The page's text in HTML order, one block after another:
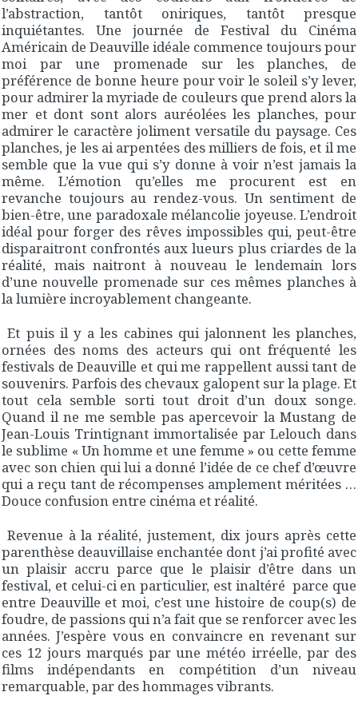
l’abstraction, tantôt oniriques, tantôt presque
inquiétantes. Une journée de Festival du Cinéma
Américain de Deauville idéale commence toujours pour
moi par une promenade sur les planches, de
préférence de bonne heure pour voir le soleil s’y lever,
pour admirer la myriade de couleurs que prend alors la
mer et dont sont alors auréolées les planches, pour
admirer le caractère joliment versatile du paysage. Ces
planches, je les ai arpentées des milliers de fois, et il me
semble que la vue qui s’y donne à voir n’est jamais la
même. L’émotion qu’elles me procurent est en
revanche toujours au rendez-vous. Un sentiment de
bien-être, une paradoxale mélancolie joyeuse. L’endroit
idéal pour forger des rêves impossibles qui, peut-être
disparaitront confrontés aux lueurs plus criardes de la
réalité, mais naitront à nouveau le lendemain lors
d’une nouvelle promenade sur ces mêmes planches à
la lumière incroyablement changeante.
Et puis il y a les cabines qui jalonnent les planches,
ornées des noms des acteurs qui ont fréquenté les
festivals de Deauville et qui me rappellent aussi tant de
souvenirs. Parfois des chevaux galopent sur la plage. Et
tout cela semble sorti tout droit d’un doux songe.
Quand il ne me semble pas apercevoir la Mustang de
Jean-Louis Trintignant immortalisée par Lelouch dans
le sublime « Un homme et une femme » ou cette femme
avec son chien qui lui a donné l’idée de ce chef d’œuvre
qui a reçu tant de récompenses amplement méritées …
Douce confusion entre cinéma et réalité.
Revenue à la réalité, justement, dix jours après cette
parenthèse deauvillaise enchantée dont j’ai profité avec
un plaisir accru parce que le plaisir d’être dans un
festival, et celui-ci en particulier, est inaltéré parce que
entre Deauville et moi, c’est une histoire de coup(s) de
foudre, de passions qui n’a fait que se renforcer avec les
années. J’espère vous en convaincre en revenant sur
ces 12 jours marqués par une météo irréelle, par des
films indépendants en compétition d’un niveau
remarquable, par des hommages vibrants.